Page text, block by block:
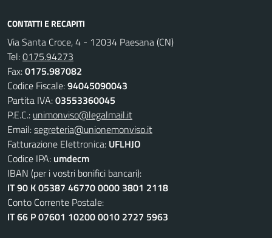
CONTATTI E RECAPITI
Via Santa Croce, 4 - 12034 Paesana (CN)
Tel:0175.94273
Fax:0175.987082
Codice Fiscale:94045090043
Partita IVA:03553360045
P.E.C.: unimonviso@legalmail.it
Email:segreteria@unionemonviso.it
Fatturazione Elettronica: UFLHJO
Codice IPA: umdecm
IBAN (per i vostri bonifici bancari):
IT 90 K 05387 46770 0000 3801 2118
Conto Corrente Postale:
IT 66 P 07601 10200 0010 2727 5963